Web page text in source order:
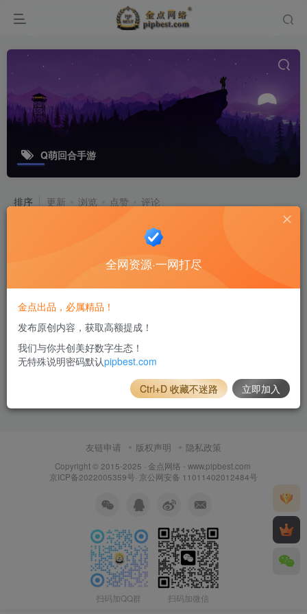
Q萌回合手游
排序 更新 浏览 点赞 评论
Q萌回合手游【白娘子传奇三端互通
版】最新整理单机一键即玩服务端
_Linux_手工服务端_PC安卓苹果三端
游戏源码
友链申请 版权声明 隐私政策
Copyright © 2015-2025 · 金点网络 - www.pipbest.com
京ICP备2022005359号· 京公网安备 11011402012484号
扫码加QQ群 扫码加微信
全网资源·一网打尽
金点出品，必属精品！
发布原创内容，获取高额提成！
我们与你共创美好数字生态！
无特殊说明密码默认pipbest.com
Ctrl+D 收藏不迷路 立即加入